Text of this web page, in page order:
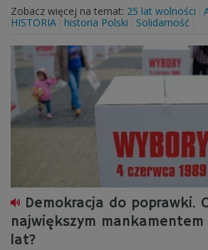
Zobacz więcej na temat: 25 lat wolności
HISTORIA
historia Polski Solidarność
Demokracja do poprawki.
największym
lat?